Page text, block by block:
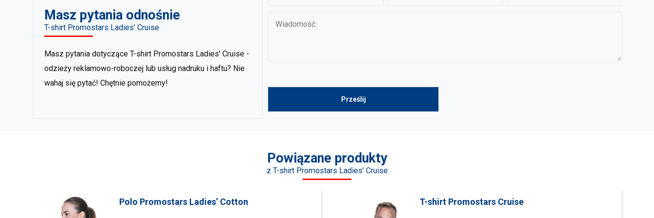
Masz pytania odnośnie
T-shirt Promostars Ladies’ Cruise
Masz pytania dotyczące T-shirt Promostars Ladies’ Cruise -
odzieży reklamowo-roboczej lub usług nadruku i haftu? Nie
wahaj się pytać! Chętnie pomożemy!
Powiązane produkty
z T-shirt Promostars Ladies’ Cruise
Polo Promostars Ladies’ Cotton T-shirt Promostars Cruise